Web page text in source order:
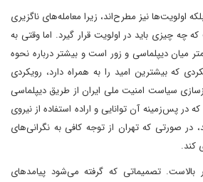
اولویت‌ها نیز مطرح‌اند، زیرا معامله‌های ناگزیری
چه چیزی باید در اولویت قرار گیرد. اما وقتی به
میان دیپلماسی و زور است و بیشتر درباره نحوه
که بیشترین امید را به همراه دارد، رویکردی
سیاست امنیت ملی ایران از طریق دیپلماسی
که در پس‌زمینه آن توانایی و اراده استفاده از نیروی
در صورتی که تهران از توجه کافی به نگرانی‌های
کند.
بالاست. تصمیماتی که گرفته می‌شود پیامدهای